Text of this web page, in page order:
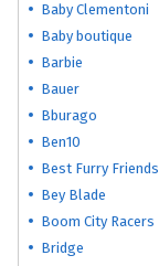
Baby Clementoni
Baby boutique
Barbie
Bauer
Bburago
Ben10
Best Furry Friends
Bey Blade
Boom City Racers
Bridge